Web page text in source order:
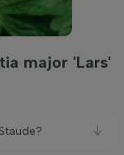
major 'Lars'